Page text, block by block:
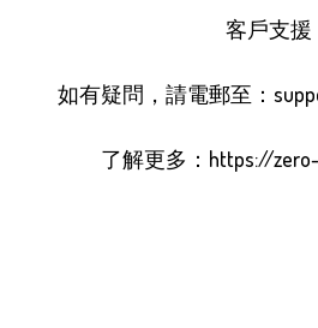
客戶支援
如有疑問，請電郵至：
了解更多：https://